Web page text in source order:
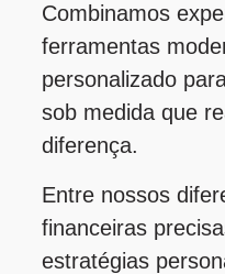
Combinamos
ferramentas
personalizado
sob medida que
diferença.
Entre nossos
financeiras
estratégias